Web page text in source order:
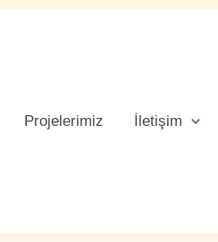
Projelerimiz İletişim